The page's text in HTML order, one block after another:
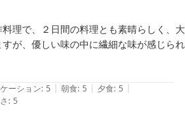
いましたこと、心苦しく思っておりま
考とさせていただきます。
感想をお寄せいただきありがとうござ
ます。
理で、２日間の料理とも素晴らしく、大
が、優しい味の中に繊細な味が感じられ
られてます。動線がうまく設計されてい
らしく、日本の家具や襖、以前にあった
ザインで、落ち着いた歴史ある部屋のよ
感じれるような畳に似せた床材で裸足で
ーション: 5 | 朝食: 5 | 夕食: 5 |
: 5